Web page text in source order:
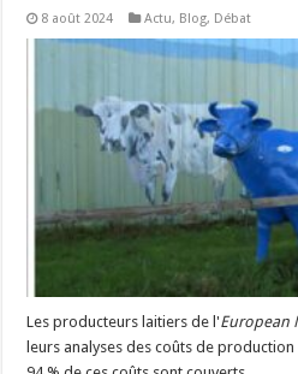
8 août 2024 Actu, Blog, Débat
Les producteurs laitiers de l'European
leurs analyses des coûts de